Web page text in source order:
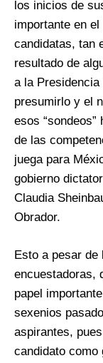
los inicios de
importante en
candidatas, tan
resultado de
a la Presidencia
presumirlo y el
esos
de las
juega para
gobierno
Claudia
Obrador.
Esto a pesar
encuestadoras,
papel
sexenios
aspirantes,
candidato como